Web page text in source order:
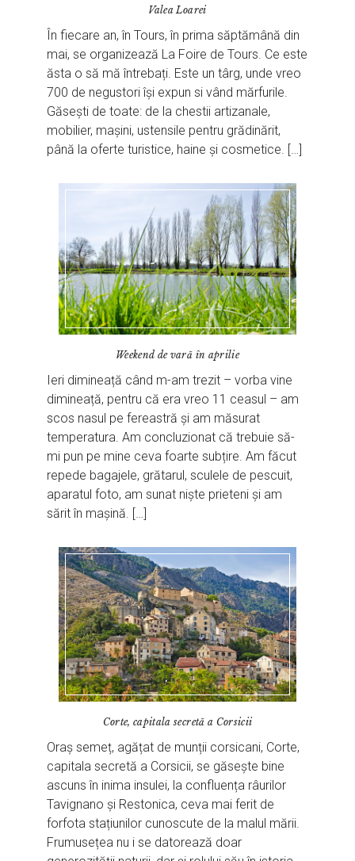
Valea Loarei
În fiecare an, în Tours, în prima săptămână din
mai, se organizează La Foire de Tours. Ce este
ăsta o să mă întrebați. Este un târg, unde vreo
700 de negustori își expun si vând mărfurile.
Găsești de toate: de la chestii artizanale,
mobilier, mașini, ustensile pentru grădinărit,
până la oferte turistice, haine și cosmetice. […]
Weekend de vară în aprilie
Ieri dimineață când m-am trezit – vorba vine
dimineață, pentru că era vreo 11 ceasul – am
scos nasul pe fereastră și am măsurat
temperatura. Am concluzionat că trebuie să-
mi pun pe mine ceva foarte subțire. Am făcut
repede bagajele, grătarul, sculele de pescuit,
aparatul foto, am sunat niște prieteni și am
sărit în mașină. […]
Corte, capitala secretă a Corsicii
Oraș semeț, agățat de munții corsicani, Corte,
capitala secretă a Corsicii, se găsește bine
ascuns în inima insulei, la confluența râurilor
Tavignano și Restonica, ceva mai ferit de
forfota stațiunilor cunoscute de la malul mării.
Frumusețea nu i se datorează doar